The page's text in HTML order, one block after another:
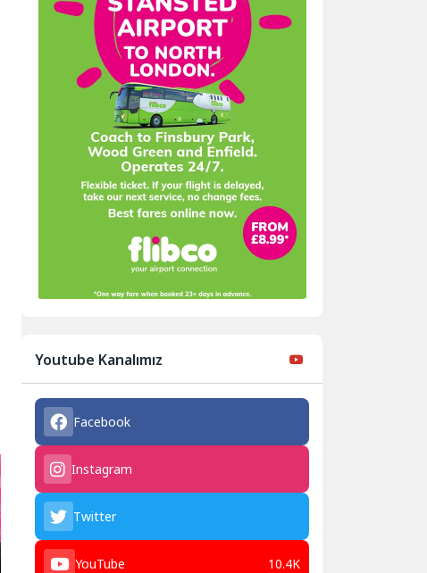
Youtube Kanalımız
Facebook
Instagram
Twitter
YouTube 10.4K